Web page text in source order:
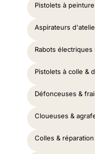
Pistolets à peinture
Aspirateurs
Rabots électriques
Pistolets à colle &
Défonceuses &
Cloueuses &
Colles & réparation